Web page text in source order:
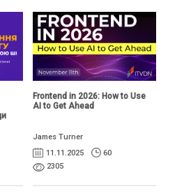
Frontend in 2026: How to Use
AI to Get Ahead
James Turner
11.11.2025
60
2305